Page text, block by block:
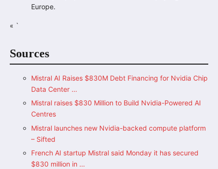
Europe.
« `
Sources
Mistral AI Raises $830M Debt Financing for Nvidia Chip
Data Center …
Mistral raises $830 Million to Build Nvidia-Powered AI
Centres
Mistral launches new Nvidia-backed compute platform
– Sifted
French AI startup Mistral said Monday it has secured
$830 million in …